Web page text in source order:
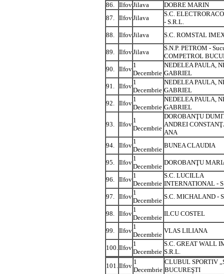
86.
IlfovJilava
DOBRE MARIN
87.
IlfovJilava
S.C.
- S.R.L.
88.
IlfovJilava S.C. ROMSTAL
89. IlfovJilava
S.N.P. PETROM -
COMPETROL
90.
Ilfov
1
Decembrie
NEDELEA PAULA,
GABRIEL
91.
Ilfov
1
Decembrie
NEDELEA PAULA,
GABRIEL
92.
Ilfov
1
Decembrie
NEDELEA PAULA,
GABRIEL
93. Ilfov
1
Decembrie
DOROBANŢU
ANDREI
ANA
94.
Ilfov
1
Decembrie
BUNEA CLAUDIA
95. Ilfov
1
Decembrie
DOROBANŢU
96. Ilfov
1
Decembrie
S.C. LUCILLA
INTERNATIONAL -
97.
Ilfov
1
Decembrie
S.C. MICHALAND -
98. Ilfov
1
Decembrie
ILCU COSTEL
99. Ilfov
1
Decembrie
VLAS LILIANA
100. Ilfov
1
Decembrie
S.C. GREAT WALL
S.R.L.
101. Ilfov
1
Decembrie
CLUBUL SPORTIV
BUCUREŞTI